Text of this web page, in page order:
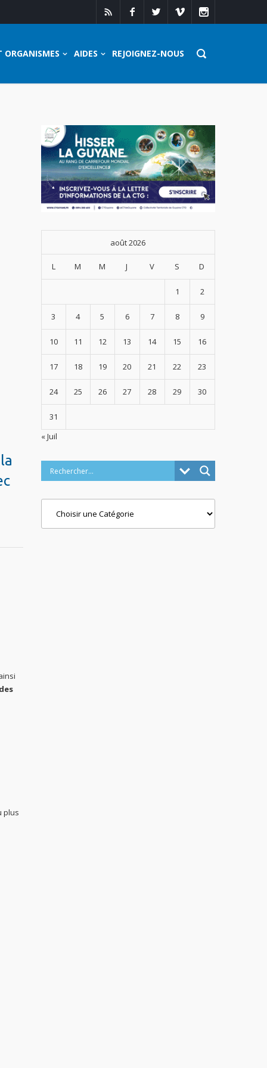
ORGANISMES AIDES REJOIGNEZ-NOUS
plus
août 2026
L M M J V S D
1 2
3 4 5 6 7 8 9
10 11 12 13 14 15 16
17 18 19 20 21 22 23
24 25 26 27 28 29 30
31
« Juil